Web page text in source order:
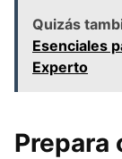
Quizás
Esenciales
Experto
Prepara